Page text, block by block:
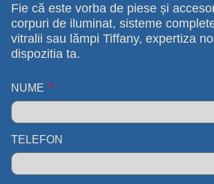
Fie că este vorba de piese și
corpuri de iluminat, sisteme
vitralii sau lămpi Tiffany, expertiza
dispozitia ta.
NUME
TELEFON